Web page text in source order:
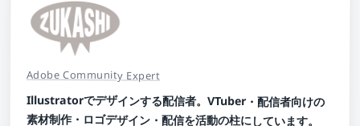
Adobe Community Expert
Illustratorでデザインする配信者。VTuber・配信者向けの
素材制作・ロゴデザイン・配信を活動の柱にしています。